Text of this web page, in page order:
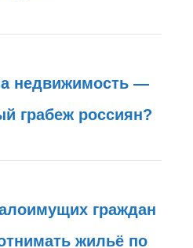
недвижимость —
грабеж россиян?
граждан
жильё по